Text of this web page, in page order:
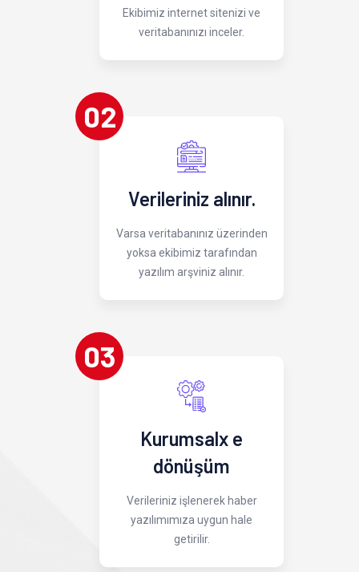
Ekibimiz internet sitenizi ve
veritabanınızı inceler.
02
Verileriniz alınır.
Varsa veritabanınız üzerinden
yoksa ekibimiz tarafından
yazılım arşviniz alınır.
03
Kurumsalx e
dönüşüm
Verileriniz işlenerek haber
yazılımımıza uygun hale
getirilir.